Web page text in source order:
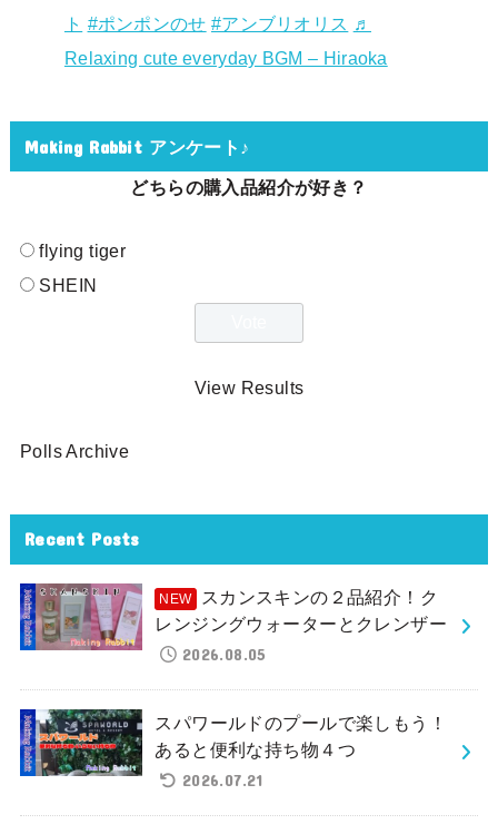
ト #ポンポンのせ #アンブリオリス ♬
Relaxing cute everyday BGM – Hiraoka
Making Rabbit アンケート♪
どちらの購入品紹介が好き？
flying tiger
SHEIN
View Results
Polls Archive
Recent Posts
スカンスキンの２品紹介！ク
レンジングウォーターとクレンザー
2026.08.05
スパワールドのプールで楽しもう！
あると便利な持ち物４つ
2026.07.21